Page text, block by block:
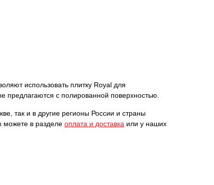
использовать плитку Royal для
с полированной поверхностью.
так и в другие регионы России и страны
можете в разделе оплата и доставка или у наших